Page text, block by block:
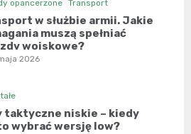
opancerzone Transport
w służbie armii. Jakie
muszą spełniać
wojskowe?
2026
taktyczne niskie – kiedy
wybrać wersję low?